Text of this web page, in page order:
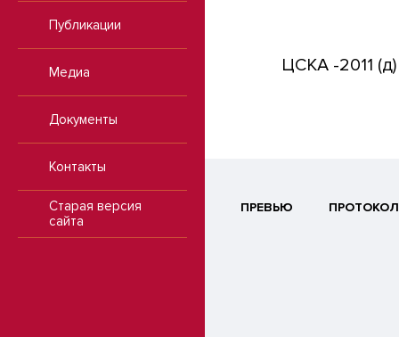
Публикации
Медиа
Документы
Контакты
Старая версия
сайта
ЦСКА -2011 (д)
ПРЕВЬЮ ПРОТОКОЛ